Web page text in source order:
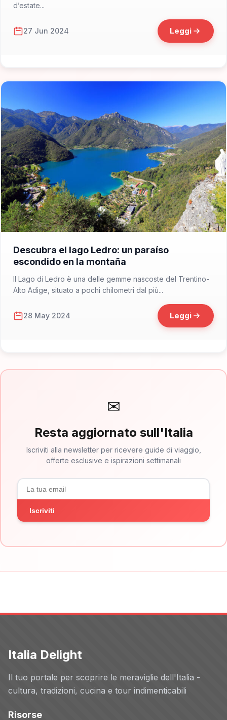
d’estate...
27 Jun 2024 Leggi
Descubra el lago Ledro: un paraíso
escondido en la montaña
Il Lago di Ledro è una delle gemme nascoste del Trentino-
Alto Adige, situato a pochi chilometri dal più...
28 May 2024 Leggi
✉
Resta aggiornato sull'Italia
Iscriviti alla newsletter per ricevere guide di viaggio,
offerte esclusive e ispirazioni settimanali
Iscriviti
Italia Delight
Il tuo portale per scoprire le meraviglie dell'Italia -
cultura, tradizioni, cucina e tour indimenticabili
Risorse